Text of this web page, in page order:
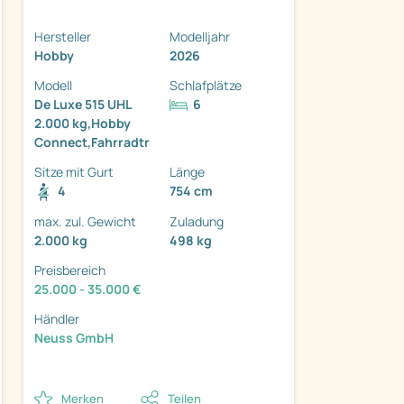
Hersteller
Hobby
Modelljahr
2026
Modell
De Luxe 515 UHL
2.000 kg,Hobby
Connect,Fahrradtr
Schlafplätze
6
Sitze mit Gurt
4
Länge
754 cm
max. zul. Gewicht
2.000 kg
Zuladung
498 kg
Preisbereich
25.000 - 35.000 €
Händler
Neuss GmbH
Merken Teilen